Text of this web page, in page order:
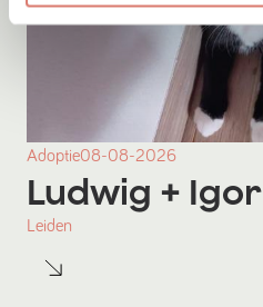
Adoptie08-08-2026
Ludwig + Igor
Leiden